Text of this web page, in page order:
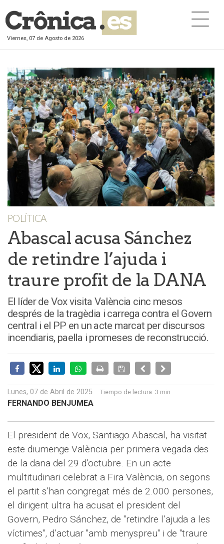
Viernes, 07 de Agosto de 2026
POLÍTICA
Abascal acusa Sánchez
de retindre l’ajuda i
traure profit de la DANA
El líder de Vox visita València cinc mesos
després de la tragèdia i carrega contra el Govern
central i el PP en un acte marcat per discursos
incendiaris, paella i promeses de reconstrucció.
Lunes, 07 de Abril de 2025 Tiempo de lectura: 3 min
FERNANDO BENJUMEA
El president de Vox, Santiago Abascal, ha visitat
este diumenge València per primera vegada des
de la dana del 29 d’octubre. En un acte
multitudinari celebrat a Fira València, on segons
el partit s’han congregat més de 2.000 persones,
el dirigent ultra ha acusat el president del
Govern, Pedro Sánchez, de "retindre l’ajuda a les
víctimes", d’actuar "amb menyspreu" i de "traure